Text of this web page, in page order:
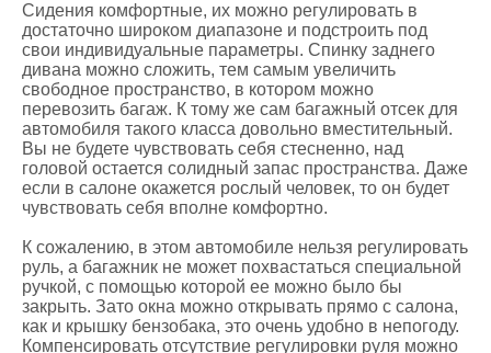
Сидения комфортные, их можно регулировать в
достаточно широком диапазоне и подстроить под
свои индивидуальные параметры. Спинку заднего
дивана можно сложить, тем самым увеличить
свободное пространство, в котором можно
перевозить багаж. К тому же сам багажный отсек для
автомобиля такого класса довольно вместительный.
Вы не будете чувствовать себя стесненно, над
головой остается солидный запас пространства. Даже
если в салоне окажется рослый человек, то он будет
чувствовать себя вполне комфортно.
К сожалению, в этом автомобиле нельзя регулировать
руль, а багажник не может похвастаться специальной
ручкой, с помощью которой ее можно было бы
закрыть. Зато окна можно открывать прямо с салона,
как и крышку бензобака, это очень удобно в непогоду.
Компенсировать отсутствие регулировки руля можно